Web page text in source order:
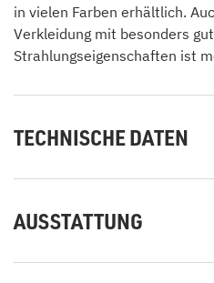
in vielen Farben erhältlich.
Verkleidung mit besonders
Strahlungseigenschaften ist
TECHNISCHE DATEN
AUSSTATTUNG